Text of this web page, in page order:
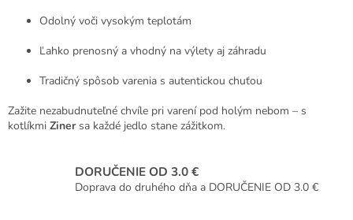
Odolný voči vysokým teplotám
Ľahko prenosný a vhodný na výlety aj záhradu
Tradičný spôsob varenia s autentickou chuťou
Zažite nezabudnuteľné chvíle pri varení pod holým nebom – s
kotlíkmi Zinersa každé jedlo stane zážitkom.
DORUČENIE OD 3.0 €
Doprava do druhého dňa a DORUČENIE OD 3.0 €